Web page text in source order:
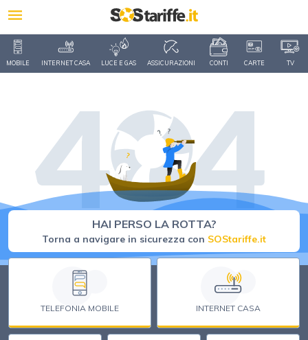
MOBILE INTERNET CASA LUCE E GAS ASSICURAZIONI CONTI CARTE TV
HAI PERSO LA ROTTA?
Torna a navigare in sicurezza con SOStariffe.it
TELEFONIA MOBILE INTERNET CASA